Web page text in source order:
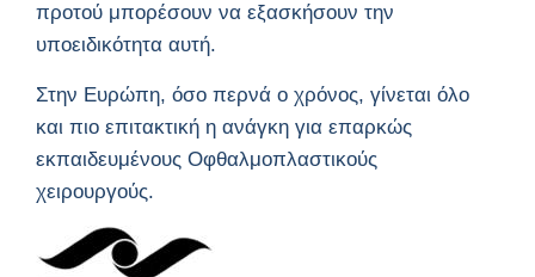
προτού μπορέσουν να εξασκήσουν την
υποειδικότητα αυτή.
Στην Ευρώπη, όσο περνά ο χρόνος, γίνεται όλο
και πιο επιτακτική η ανάγκη για επαρκώς
εκπαιδευμένους Οφθαλμοπλαστικούς
χειρουργούς.